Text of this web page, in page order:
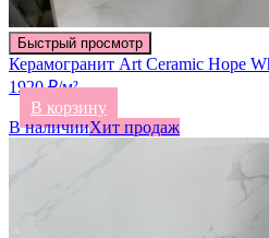
Быстрый просмотр
Керамогранит Art Ceramic Hope
1920 ₽/м²
В корзину
В наличииХит продаж